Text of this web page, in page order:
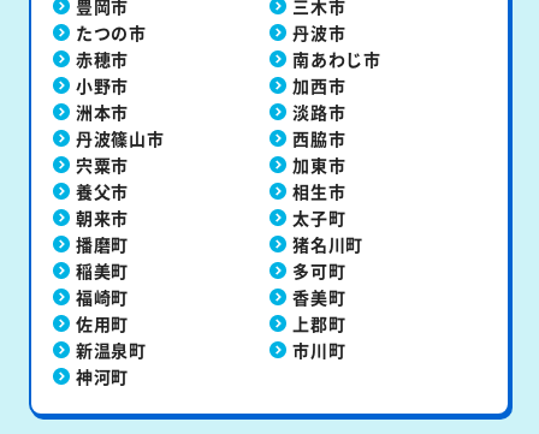
豊岡市
三木市
たつの市
丹波市
赤穂市
南あわじ市
小野市
加西市
洲本市
淡路市
丹波篠山市
西脇市
宍粟市
加東市
養父市
相生市
朝来市
太子町
播磨町
猪名川町
稲美町
多可町
福崎町
香美町
佐用町
上郡町
新温泉町
市川町
神河町